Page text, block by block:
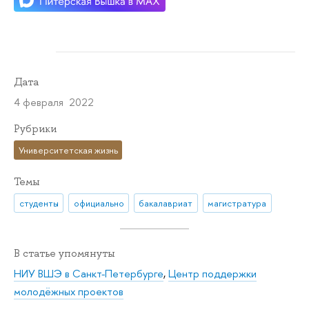
Дата
4 февраля 2022
Рубрики
Университетская жизнь
Темы
студенты официально бакалавриат магистратура
В статье упомянуты
НИУ ВШЭ в Санкт-Петербурге,Центр поддержки
молодёжных проектов